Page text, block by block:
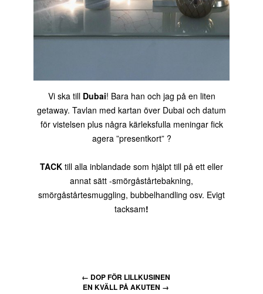
Vi ska till Dubai! Bara han och jag på en liten
getaway. Tavlan med kartan över Dubai och datum
för vistelsen plus några kärleksfulla meningar fick
agera ”presentkort” ?
TACK till alla inblandade som hjälpt till på ett eller
annat sätt -smörgåstårtebakning,
smörgåstårtesmuggling, bubbelhandling osv. Evigt
tacksam!
← DOP FÖR LILLKUSINEN
EN KVÄLL PÅ AKUTEN →